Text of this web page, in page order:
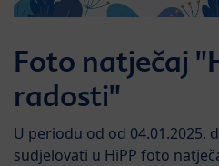
Foto natječaj
radosti"
U periodu od od 04.01.2025.
sudjelovati u HiPP foto